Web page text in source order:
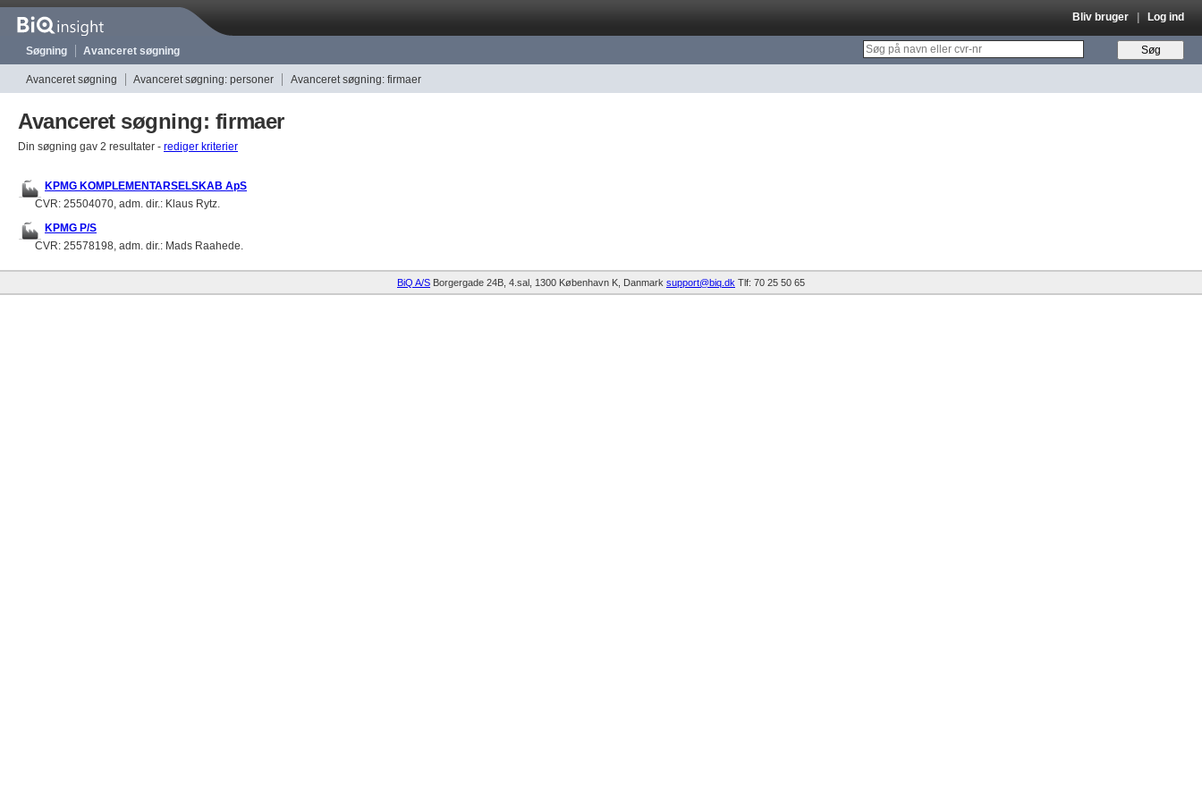
Bliv bruger Log ind
Søgning Avanceret søgning
Avanceret søgning Avanceret søgning: personer Avanceret søgning: firmaer
Avanceret søgning: firmaer
Din søgning gav 2 resultater - rediger kriterier
KPMG KOMPLEMENTARSELSKAB ApS
CVR: 25504070, adm. dir.: Klaus Rytz.
KPMG P/S
CVR: 25578198, adm. dir.: Mads Raahede.
BiQ A/S Borgergade 24B, 4.sal 1300 København K Danmark support@biq.dk Tlf: 70 25 50 65